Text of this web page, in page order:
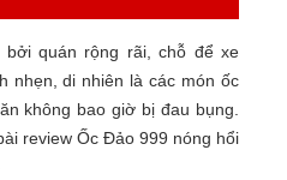
quán rộng rãi, chỗ để xe
nhẹn, di nhiên là các món ốc
không bao giờ bị đau bụng.
review Ốc Đảo 999 nóng hổi